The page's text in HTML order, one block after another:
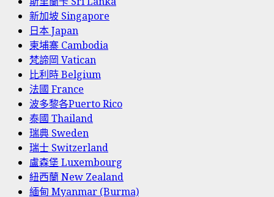
新加坡 Singapore
日本 Japan
柬埔寨 Cambodia
梵諦岡 Vatican
比利時 Belgium
法國 France
波多黎各Puerto Rico
泰國 Thailand
瑞典 Sweden
瑞士 Switzerland
盧森堡 Luxembourg
紐西蘭 New Zealand
緬甸 Myanmar (Burma)